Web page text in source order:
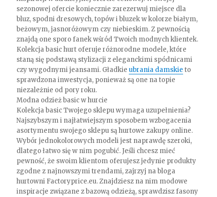
sezonowej ofercie koniecznie zarezerwuj miejsce dla
bluz, spodni dresowych, topów i bluzek w kolorze białym,
beżowym, jasnoróżowym czy niebieskim. Z pewnością
znajdą one sporo fanek wśród Twoich modnych klientek.
Kolekcja basic hurt oferuje różnorodne modele, które
staną się podstawą stylizacji z eleganckimi spódnicami
czy wygodnymi jeansami. Gładkieubrania damskie to
sprawdzona inwestycja, ponieważ są one na topie
niezależnie od pory roku.
Modna odzież basic w hurcie
Kolekcja basic Twojego sklepu wymaga uzupełnienia?
Najszybszym i najłatwiejszym sposobem wzbogacenia
asortymentu swojego sklepu są hurtowe zakupy online.
Wybór jednokolorowych modeli jest naprawdę szeroki,
dlatego łatwo się w nim pogubić. Jeśli chcesz mieć
pewność, że swoim klientom oferujesz jedynie produkty
zgodne z najnowszymi trendami, zajrzyj na bloga
hurtowni Factoryprice.eu. Znajdziesz na nim modowe
inspiracje związane z bazową odzieżą, sprawdzisz fasony